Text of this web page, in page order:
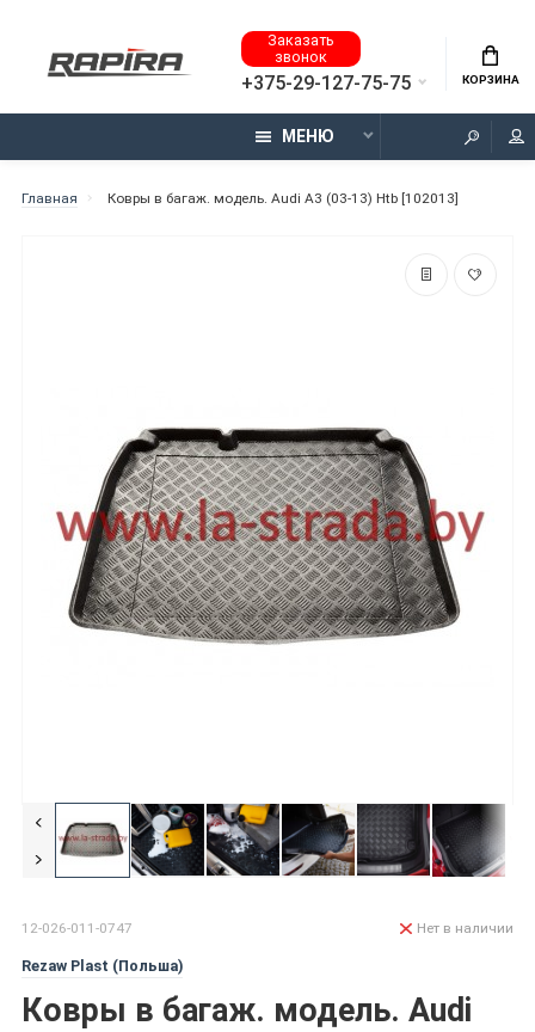
Заказать
звонок
+375-29-127-75-75 КОРЗИНА
МЕНЮ
Главная Ковры в багаж. модель. Audi A3 (03-13) Htb [102013]
12-026-011-0747
Rezaw Plast (Польша)
Ковры в багаж. модель. Audi
Нет в наличии